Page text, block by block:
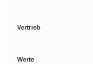
Vertrieb
Werte